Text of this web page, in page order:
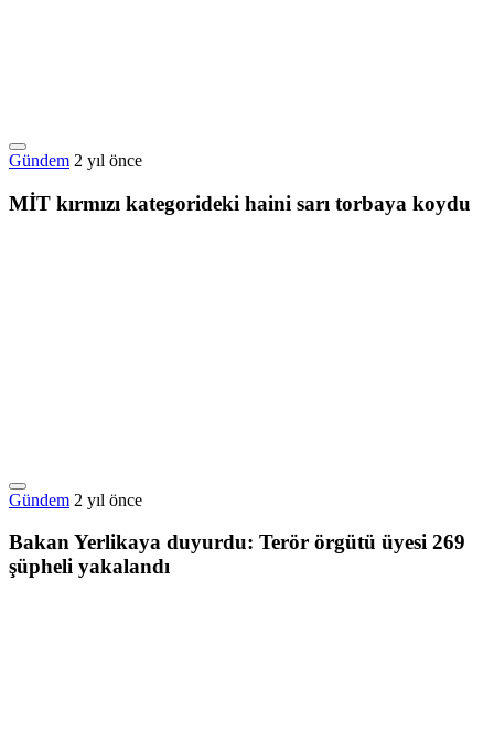
Gündem 2 yıl önce
MİT kırmızı kategorideki haini sarı torbaya koydu
Gündem 2 yıl önce
Bakan Yerlikaya duyurdu: Terör örgütü üyesi 269
şüpheli yakalandı